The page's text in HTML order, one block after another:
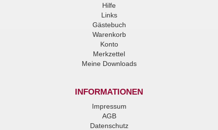
Hilfe
Links
Gästebuch
Warenkorb
Konto
Merkzettel
Meine Downloads
INFORMATIONEN
Impressum
AGB
Datenschutz